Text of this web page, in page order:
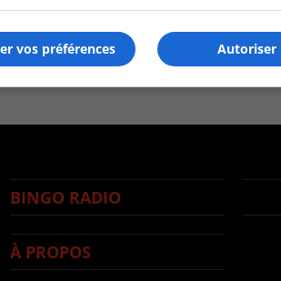
BINGO RADIO
À PROPOS
Autoriser
vos préférences